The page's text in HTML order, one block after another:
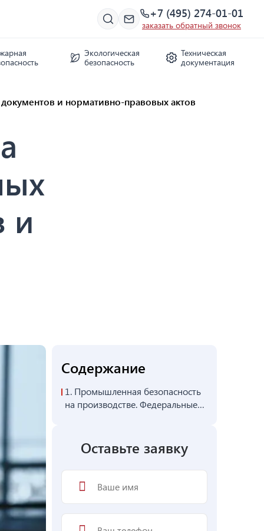
+7 (495) 274-01-01
заказать обратный звонок
Экологическая
безопасность
Техническая
документация
и нормативно-правовых актов
и
Содержание
1. Промышленная безопасность
на производстве. Федеральные
Оставьте заявку